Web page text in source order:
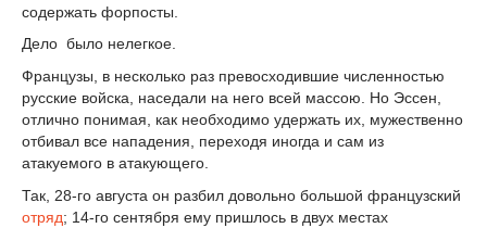
содержать форпосты.
Дело было нелегкое.
Французы, в несколько раз превосходившие численностью
русские войска, наседали на него всей массою. Но Эссен,
отлично понимая, как необходимо удержать их, мужественно
отбивал все нападения, переходя иногда и сам из
атакуемого в атакующего.
Так, 28-го августа он разбил довольно большой французский
отряд; 14-го сентября ему пришлось в двух местах